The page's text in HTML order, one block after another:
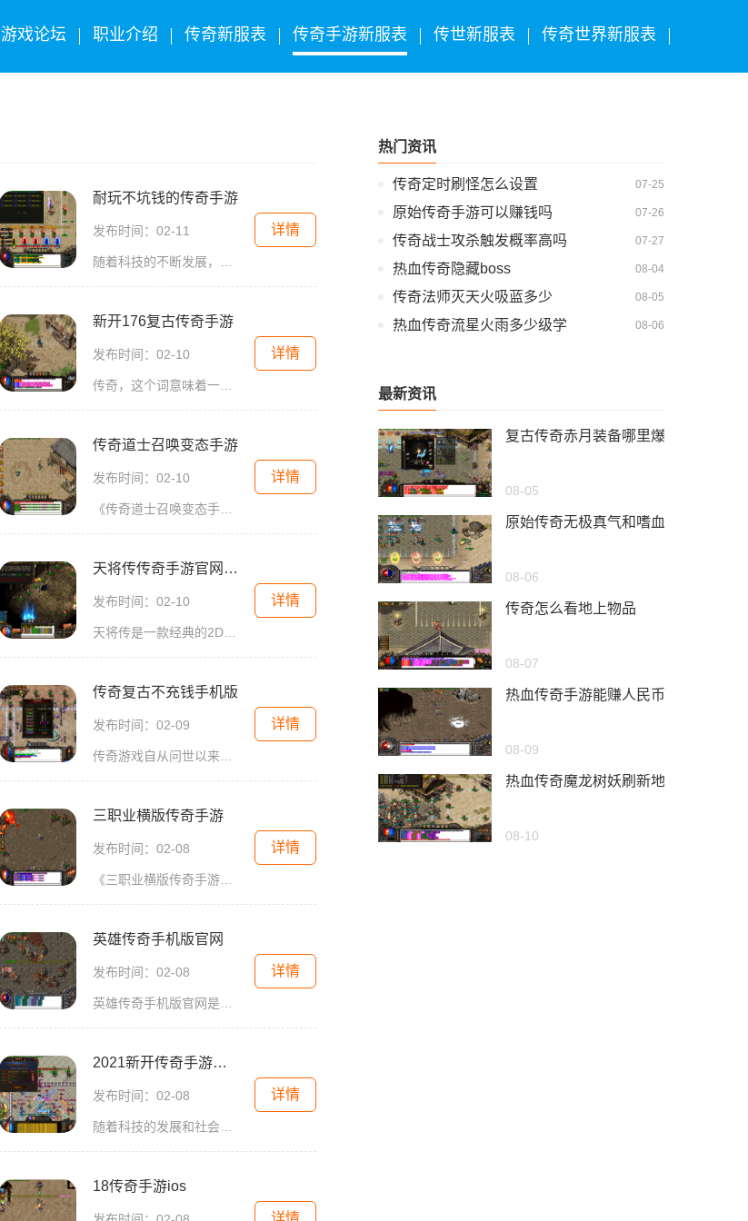
游戏论坛 职业介绍 传奇新服表 传奇手游新服表 传世新服表 传奇世界新服表
耐玩不坑钱的传奇手游
发布时间：02-11 详情
新开176复古传奇手游
发布时间：02-10 详情
传奇道士召唤变态手游
发布时间：02-10 详情
天将传传奇手游官网首页
发布时间：02-10 详情
传奇复古不充钱手机版
发布时间：02-09 详情
三职业横版传奇手游
发布时间：02-08 详情
英雄传奇手机版官网
发布时间：02-08 详情
2021新开传奇手游中变
发布时间：02-08 详情
18传奇手游ios
详情
热门资讯
传奇定时刷怪怎么设置 07-25
原始传奇手游可以赚钱吗 07-26
传奇战士攻杀触发概率高吗 07-27
热血传奇隐藏boss 08-04
传奇法师灭天火吸蓝多少 08-05
热血传奇流星火雨多少级学 08-06
最新资讯
复古传奇赤月装备哪里爆
08-05
原始传奇无极真气和嗜血术哪个好
08-06
传奇怎么看地上物品
08-07
热血传奇手游能赚人民币吗
08-09
热血传奇魔龙树妖刷新地点
08-10